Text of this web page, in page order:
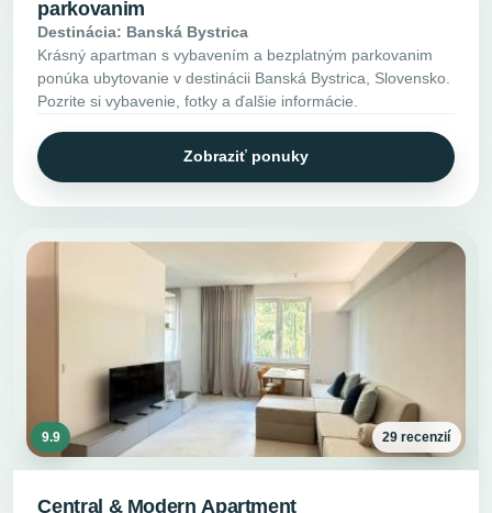
parkovanim
Destinácia: Banská Bystrica
Krásný apartman s vybavením a bezplatným parkovanim
ponúka ubytovanie v destinácii Banská Bystrica, Slovensko.
Pozrite si vybavenie, fotky a ďalšie informácie.
Zobraziť ponuky
9.9 29 recenzií
Central & Modern Apartment